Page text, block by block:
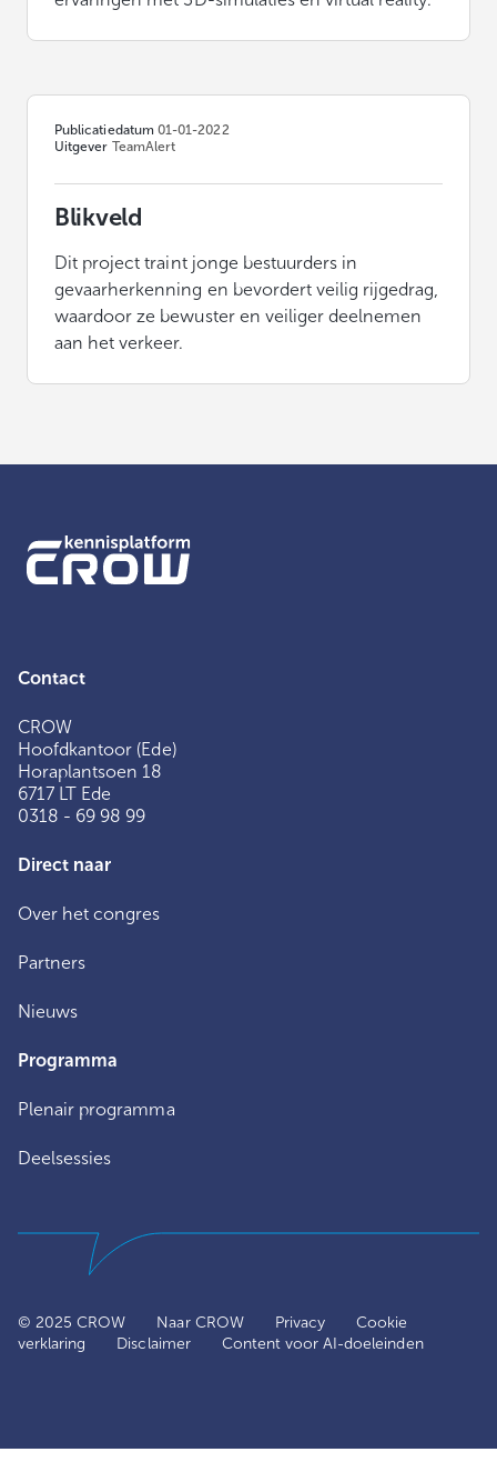
Publicatiedatum 01-01-2022
Uitgever TeamAlert
Blikveld
Dit project traint jonge bestuurders in
gevaarherkenning en bevordert veilig rijgedrag,
waardoor ze bewuster en veiliger deelnemen
aan het verkeer.
Contact
CROW
Hoofdkantoor (Ede)
Horaplantsoen 18
6717 LT Ede
0318 - 69 98 99
Direct naar
Over het congres
Partners
Nieuws
Programma
Plenair programma
Deelsessies
© 2025 CROW Naar CROW Privacy
Cookie
verklaring
Disclaimer Content voor AI-doeleinden